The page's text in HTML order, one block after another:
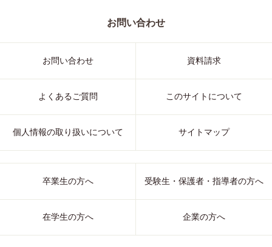
お問い合わせ
お問い合わせ 資料請求
よくあるご質問 このサイトについて
個人情報の取り扱いについて サイトマップ
卒業生の方へ 受験生・保護者・指導者の方へ
在学生の方へ 企業の方へ